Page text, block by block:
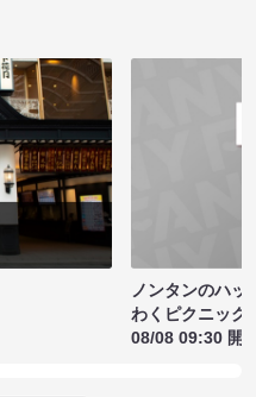
ノンタンのハッ
わくピクニック
08/08 09:30 開